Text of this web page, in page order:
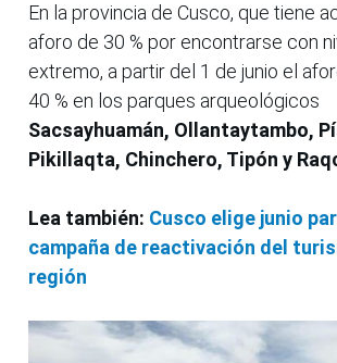
En la provincia de Cusco, que tiene
aforo de 30 % por encontrarse con
extremo, a partir del 1 de junio el
40 % en los parques arqueológicos
Sacsayhuamán, Ollantaytambo,
Pikillaqta, Chinchero, Tipón y
Lea también: Cusco elige junio
campaña de reactivación del
región